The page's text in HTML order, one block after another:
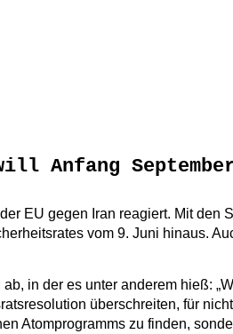
Anfang
EU gegen Iran reagiert. Mit den
vom 9. Juni hinaus.
in der es unter anderem hieß:
überschreiten, für
Atomprogramms zu finden,